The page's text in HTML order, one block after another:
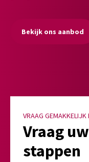
Bekijk ons aanbod
VRAAG GEMAKKELIJK
Vraag
stappen